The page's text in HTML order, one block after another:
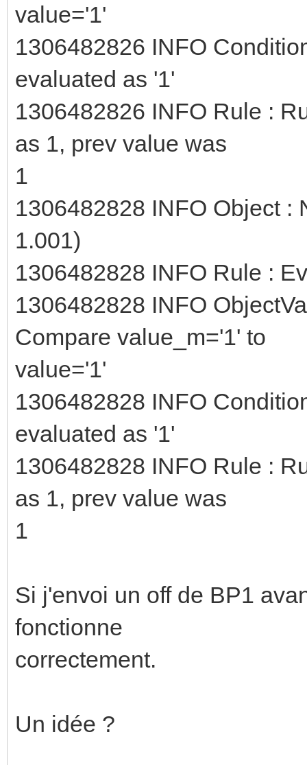
value='1'
1306482826 INFO
evaluated as '1'
1306482826 INFO Rule :
as 1, prev value was
1
1306482828 INFO Object :
1.001)
1306482828 INFO Rule :
1306482828 INFO
Compare value_m='1' to
value='1'
1306482828 INFO
evaluated as '1'
1306482828 INFO Rule :
as 1, prev value was
1
Si j'envoi un off de BP1
fonctionne
correctement.
Un idée ?